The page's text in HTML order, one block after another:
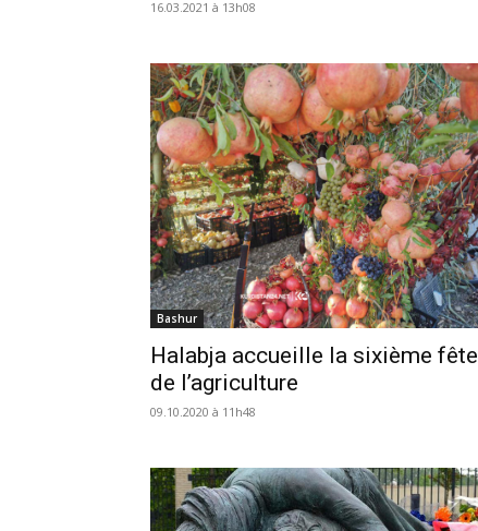
16.03.2021 à 13h08
Bashur
Halabja accueille la sixième fête
de l’agriculture
09.10.2020 à 11h48